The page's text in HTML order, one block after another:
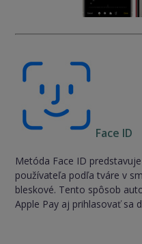
Face ID
Metóda Face ID
používateľa podľa tváre v
bleskové. Tento spôsob
Apple Pay aj prihlasovať sa